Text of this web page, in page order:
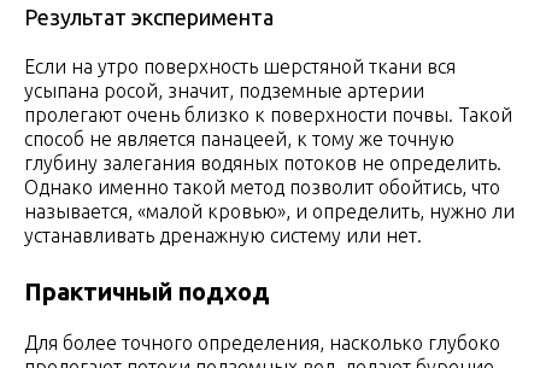
Результат эксперимента
Если на утро поверхность шерстяной ткани вся
усыпана росой, значит, подземные артерии
пролегают очень близко к поверхности почвы. Такой
способ не является панацеей, к тому же точную
глубину залегания водяных потоков не определить.
Однако именно такой метод позволит обойтись, что
называется, «малой кровью», и определить, нужно ли
устанавливать дренажную систему или нет.
Практичный подход
Для более точного определения, насколько глубоко